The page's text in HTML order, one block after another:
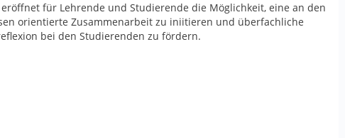
für Lehrende und Studierende die Möglichkeit, eine an den
orientierte Zusammenarbeit zu iniitieren und überfachliche
bei den Studierenden zu fördern.